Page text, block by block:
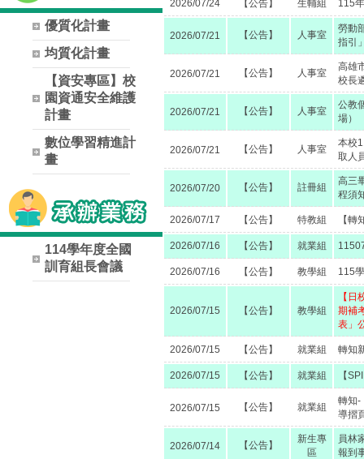
優質化計畫
均質化計畫
【資安專區】校
園資通安全維護
計畫
數位學習精進計
畫
114學年度全國
訓育組長會議
2026/07/24 【公告】 生輔組 115
2026/07/21 【公告】 人事室
勞動
指引
2026/07/21 【公告】 人事室
高雄
校長
2026/07/21 【公告】 人事室
公教
場）
2026/07/21 【公告】 人事室
本校
取人
2026/07/20 【公告】 註冊組
高三
程須
2026/07/17 【公告】 特教組 【
2026/07/16 【公告】 就業組
2026/07/16 【公告】 教學組 115
2026/07/15 【公告】 教學組
【
期補
表」
2026/07/15 【公告】 就業組 轉知
2026/07/15 【公告】 就業組 【
2026/07/15 【公告】 就業組
轉知-
導摺
2026/07/14 【公告】
新生專
區
員林
報到